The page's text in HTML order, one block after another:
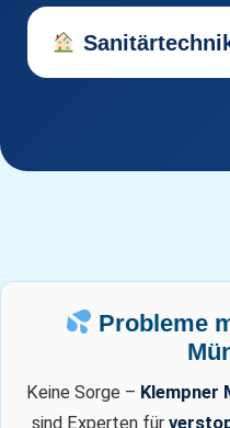
Probleme
Keine Sorge – Klempner
sind Experten für